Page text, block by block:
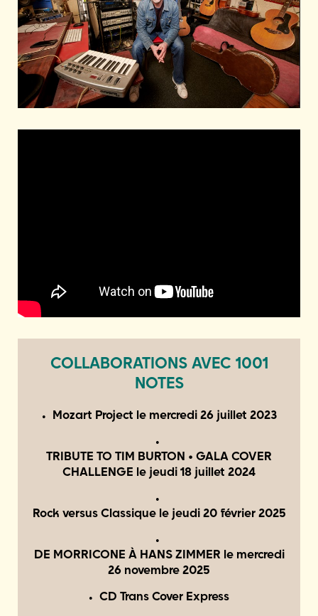
COLLABORATIONS AVEC 1001
NOTES
Mozart Project le mercredi 26 juillet 2023
TRIBUTE TO TIM BURTON • GALA COVER
CHALLENGE le jeudi 18 juillet 2024
Rock versus Classique le jeudi 20 février 2025
DE MORRICONE À HANS ZIMMER le mercredi
26 novembre 2025
CD Trans Cover Express